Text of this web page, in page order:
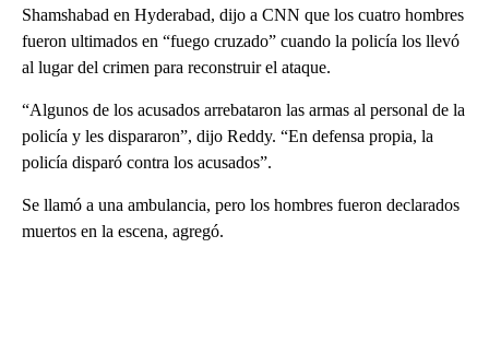
Shamshabad en Hyderabad, dijo a CNN que los cuatro hombres
fueron ultimados en “fuego cruzado” cuando la policía los llevó
al lugar del crimen para reconstruir el ataque.
“Algunos de los acusados arrebataron las armas al personal de la
policía y les dispararon”, dijo Reddy. “En defensa propia, la
policía disparó contra los acusados”.
Se llamó a una ambulancia, pero los hombres fueron declarados
muertos en la escena, agregó.